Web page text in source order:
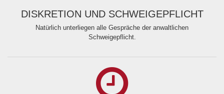
DISKRETION UND SCHWEIGEPFLICHT
Natürlich unterliegen alle Gespräche der anwaltlichen
Schweigepflicht.